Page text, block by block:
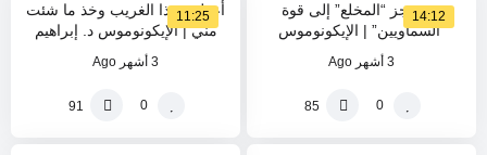
14:12
من عجز “المخلع” إلى قوة
“السماويين” | الإيكونوموس
ذيوذوروس حداد
3 أشهر Ago
0
85
11:25
أعطني هذا الغريب وخذ ما شئت
مني | الإيكونوموس د. إبراهيم
3 أشهر Ago
0
91